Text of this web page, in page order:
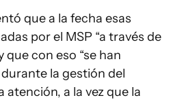
que a la fecha esas
por el MSP “a través de
que con eso “se han
la gestión del
a la vez que la